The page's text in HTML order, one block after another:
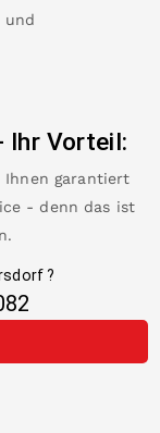
und
Ihr Vorteil:
Ihnen garantiert
- denn das ist
?